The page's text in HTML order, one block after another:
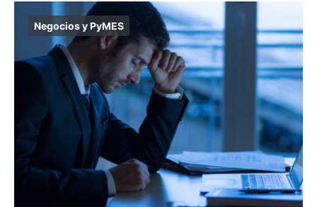
Negocios y PyMES